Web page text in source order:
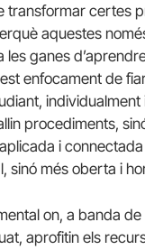
transformar certes
aquestes
ganes
enfocament de
procediments,
i connectada
sinó més oberta i
on, a banda
aprofitin els